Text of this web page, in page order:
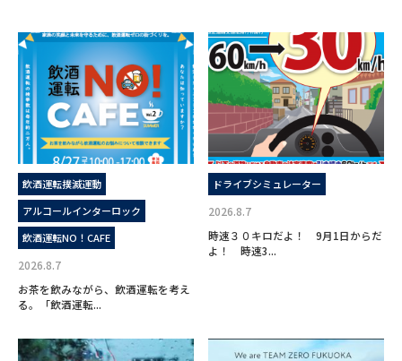
飲酒運転撲滅運動
アルコールインターロック
飲酒運転NO！CAFE
2026.8.7
お茶を飲みながら、飲酒運転を考え
る。「飲酒運転...
ドライブシミュレーター
2026.8.7
時速３０キロだよ！ 9月1日からだ
よ！ 時速3...